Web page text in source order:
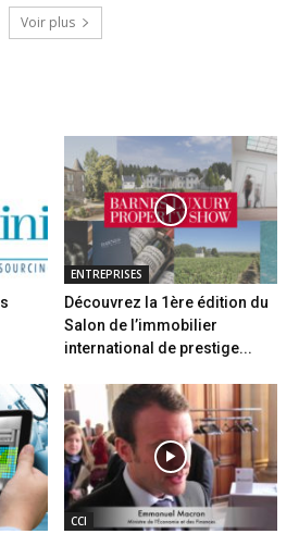
Voir plus
ENTREPRISES
Découvrez la 1ère édition du
Salon de l’immobilier
international de prestige...
CCI